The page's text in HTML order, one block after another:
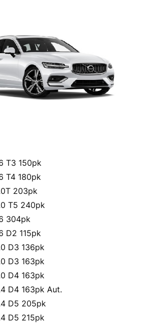
T3 150pk
T4 180pk
203pk
T5 240pk
304pk
D2 115pk
D3 136pk
D3 163pk
D4 163pk
D4 163pk Aut.
D5 205pk
D5 215pk